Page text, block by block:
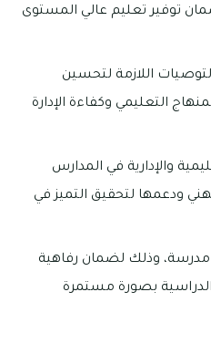
توفير تعليم عالي المستوى
اللازمة لتحسين
التعليمي وكفاءة الإدارة
والإدارية في المدارس
ودعمها لتحقيق التميز في
وذلك لضمان رفاهية
بصورة مستمرة